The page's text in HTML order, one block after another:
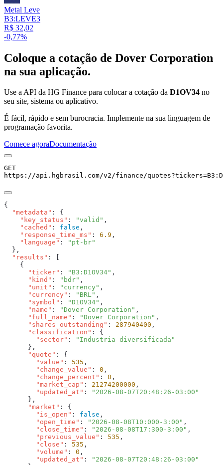
Metal Leve
B3:LEVE3
R$ 32,02
-0,77%
Coloque a cotação de Dover Corporation
na sua aplicação.
Use a API da HG Finance para colocar a cotação da D1OV34 no
seu site, sistema ou aplicativo.
É fácil, rápido e sem burocracia. Implemente na sua linguagem de
programação favorita.
Comece agoraDocumentação
GET
https://api.hgbrasil.com/v2/finance/quotes?tickers=
  "metadata"
    "key_status"
: "valid"
    "cached"
: false
    "response_time_ms"
: 6.9
    "language"
:
  "results"
      "ticker"
: "B3:D1OV34"
      "kind"
: "bdr"
      "unit"
: "currency"
      "currency"
: "BRL"
      "symbol"
: "D1OV34"
      "name"
: "Dover Corporation"
      "full_name"
: "Dover Corporation"
      "shares_outstanding"
: 287940400
      "classification"
        "sector"
:
      "quote"
        "value"
: 535
        "change_value"
: 0
        "change_percent"
: 0
        "market_cap"
: 21274200000
        "updated_at"
:
      "market"
        "is_open"
: false
        "open_time"
: "2026-08-08T10:000-3:00"
        "close_time"
: "2026-08-08T17:300-3:00"
        "previous_value"
: 535
        "close"
: 535
        "volume"
: 0
        "updated_at"
: